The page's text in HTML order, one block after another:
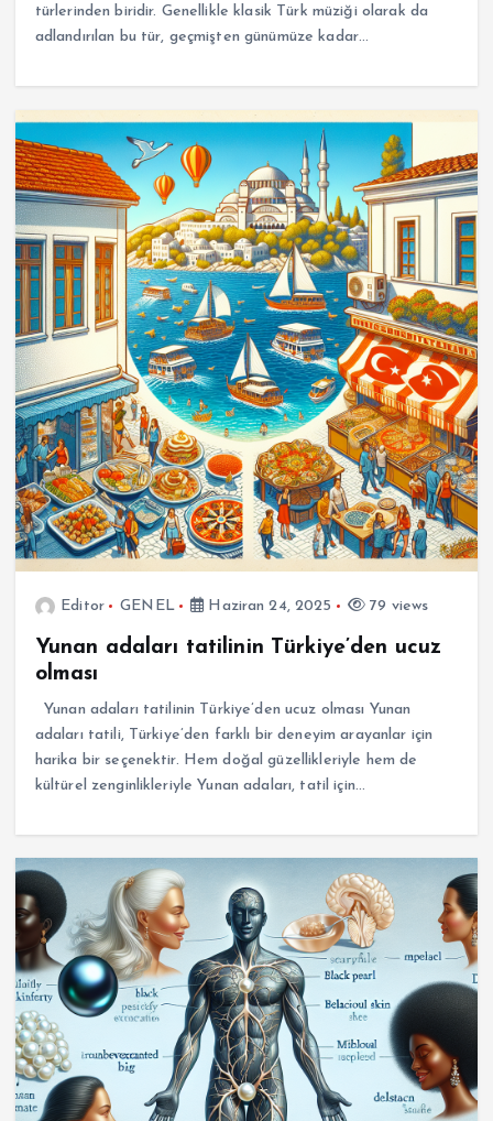
türlerinden biridir. Genellikle klasik Türk müziği olarak da
adlandırılan bu tür, geçmişten günümüze kadar…
Editor GENEL Haziran 24, 2025 79 views
Yunan adaları tatilinin Türkiye’den ucuz
olması
Yunan adaları tatilinin Türkiye’den ucuz olması Yunan
adaları tatili, Türkiye’den farklı bir deneyim arayanlar için
harika bir seçenektir. Hem doğal güzellikleriyle hem de
kültürel zenginlikleriyle Yunan adaları, tatil için…